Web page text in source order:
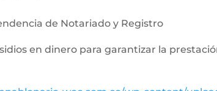
de Notariado y Registro
en dinero para garantizar la